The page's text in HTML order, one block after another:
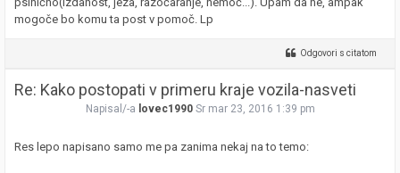
mogoče bo komu ta post v pomoč. Lp
Odgovori s citatom
Re: Kako postopati v primeru kraje vozila-nasveti
Napisal/-a lovec1990 Sr mar 23, 2016 1:39 pm
Res lepo napisano samo me pa zanima nekaj na to temo: